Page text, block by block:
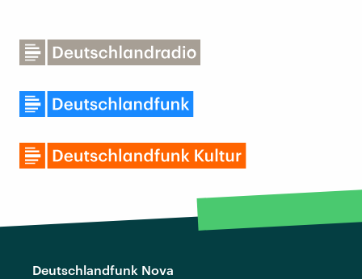
Deutschlandfunk Nova